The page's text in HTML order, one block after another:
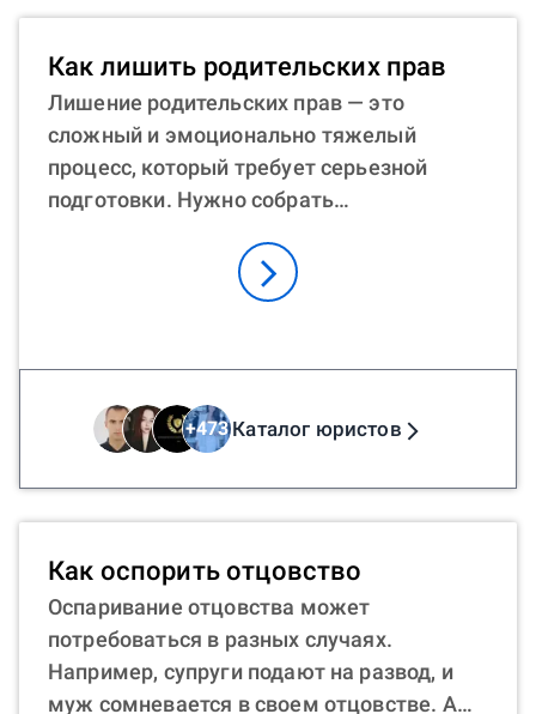
установить отцовство без согласия
матери? Мужчина вправе обратиться в
суд с иском о факте признания отцовства,
чтобы участвовать в жизни ребенка. В
любой из этих ситуаций помощь юриста
онлайн может быть неоценимой. Юрист
поможет подготовить необходимые
документы и представить интересы
Как лишить родительских прав
Лишение родительских прав — это
сложный и эмоционально тяжелый
процесс, который требует серьезной
подготовки. Нужно собрать
пройти судебные заседания. Как лишить
мать или отца ребенка родительских
процесса, не финансирует потребности
ребенка, не платит алименты, ведет
асоциальный образ жизни, не
интересуется здоровьем сына/дочери.
Юрист онлайн может стать отличным
помощником в этом сложном деле. Он
подскажет, как можно лишить
родительских прав отца, бывшего мужа,
поможет подготовить документы,
+473Каталог юристов
Как оспорить отцовство
Оспаривание отцовства может
потребоваться в разных случаях.
Например, супруги подают на развод, и
муж сомневается в своем отцовстве. А